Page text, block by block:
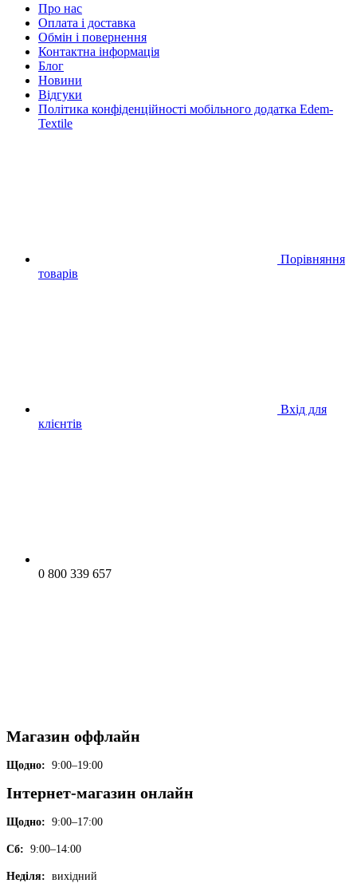
Про нас
Оплата і доставка
Обмін і повернення
Контактна інформація
Блог
Новини
Відгуки
Політика конфіденційності мобільного додатка Edem-
Textile
Порівняння
товарів
Вхід для
клієнтів
0 800 339 657
Магазин оффлайн
Щодно: 9:00–19:00
Інтернет-магазин онлайн
Щодно: 9:00–17:00
Сб: 9:00–14:00
Неділя: вихідний